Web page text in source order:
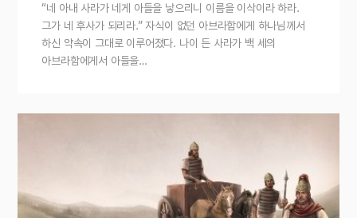
“네 아내 사라가 네게 아들을 낳으리니 이름을 이삭이라 하라.
그가 네 후사가 되리라.” 자식이 없던 아브라함에게 하나님께서
하신 약속이 그대로 이루어졌다. 나이 든 사라가 백 세의
아브라함에게서 아들을…